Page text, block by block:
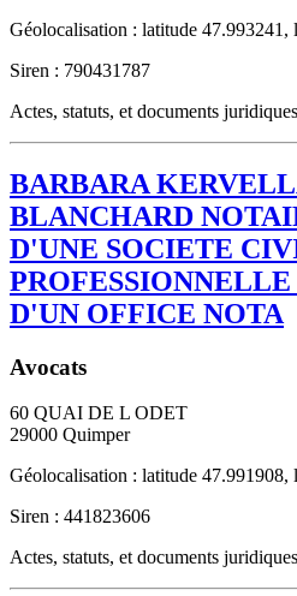
Géolocalisation : latitude 47.993241,
Siren : 790431787
Actes, statuts, et documents
BARBARA
BLANCHARD
D'UNE SOCIETE
D'UN OFFICE NOTA
Avocats
60 QUAI DE L ODET
29000 Quimper
Géolocalisation : latitude 47.991908,
Siren : 441823606
Actes, statuts, et documents